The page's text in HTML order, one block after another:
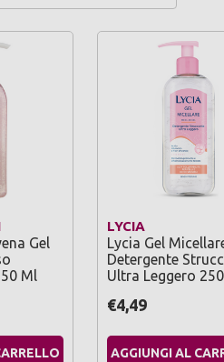
Gel
Ml
LYCIA
Lycia Gel
Detergente
Ultra Leggero
€4,49
AGGIUNGI AL